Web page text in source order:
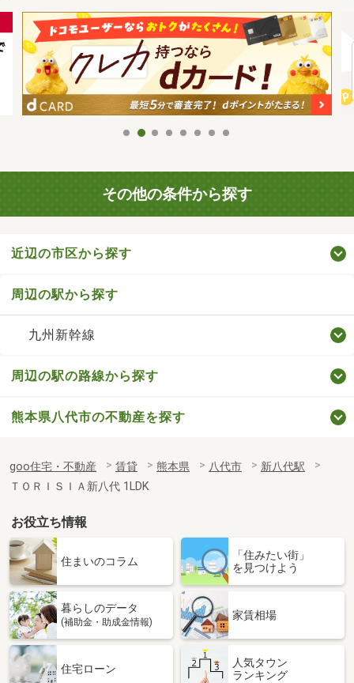
その他の条件から探す
近辺の市区から探す
周辺の駅から探す
九州新幹線
周辺の駅の路線から探す
熊本県八代市の不動産を探す
goo住宅・不動産 賃貸 熊本県 八代市
新八代駅
ＴＯＲＩＳＩＡ新八代 1LDK
お役立ち情報
住まいのコラム
「住みたい街」
を見つけよう
暮らしのデータ
(補助金・助成金情報)
家賃相場
住宅ローン
人気タウン
ランキング